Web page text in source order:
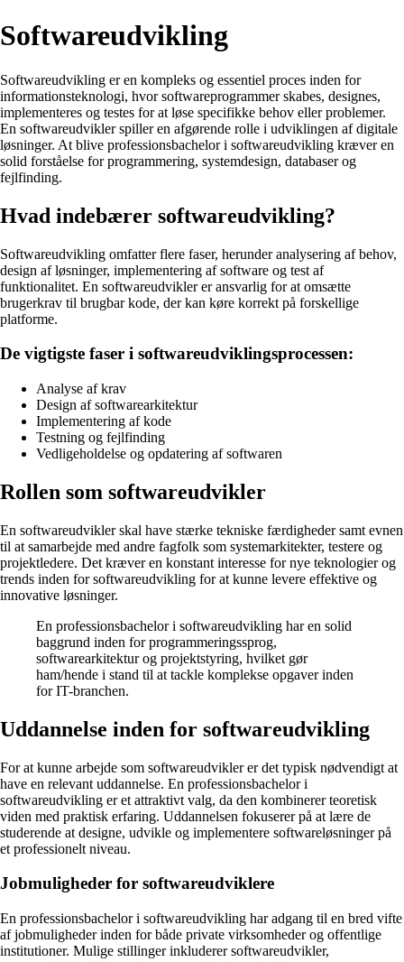
Softwareudvikling
Softwareudvikling er en kompleks og essentiel proces inden for
informationsteknologi, hvor softwareprogrammer skabes, designes,
implementeres og testes for at løse specifikke behov eller problemer.
En softwareudvikler spiller en afgørende rolle i udviklingen af digitale
løsninger. At blive professionsbachelor i softwareudvikling kræver en
solid forståelse for programmering, systemdesign, databaser og
fejlfinding.
Hvad indebærer softwareudvikling?
Softwareudvikling omfatter flere faser, herunder analysering af behov,
design af løsninger, implementering af software og test af
funktionalitet. En softwareudvikler er ansvarlig for at omsætte
brugerkrav til brugbar kode, der kan køre korrekt på forskellige
platforme.
De vigtigste faser i softwareudviklingsprocessen:
Analyse af krav
Design af softwarearkitektur
Implementering af kode
Testning og fejlfinding
Vedligeholdelse og opdatering af softwaren
Rollen som softwareudvikler
En softwareudvikler skal have stærke tekniske færdigheder samt evnen
til at samarbejde med andre fagfolk som systemarkitekter, testere og
projektledere. Det kræver en konstant interesse for nye teknologier og
trends inden for softwareudvikling for at kunne levere effektive og
innovative løsninger.
En professionsbachelor i softwareudvikling har en solid
baggrund inden for programmeringssprog,
softwarearkitektur og projektstyring, hvilket gør
ham/hende i stand til at tackle komplekse opgaver inden
for IT-branchen.
Uddannelse inden for softwareudvikling
For at kunne arbejde som softwareudvikler er det typisk nødvendigt at
have en relevant uddannelse. En professionsbachelor i
softwareudvikling er et attraktivt valg, da den kombinerer teoretisk
viden med praktisk erfaring. Uddannelsen fokuserer på at lære de
studerende at designe, udvikle og implementere softwareløsninger på
et professionelt niveau.
Jobmuligheder for softwareudviklere
En professionsbachelor i softwareudvikling har adgang til en bred vifte
af jobmuligheder inden for både private virksomheder og offentlige
institutioner. Mulige stillinger inkluderer softwareudvikler,